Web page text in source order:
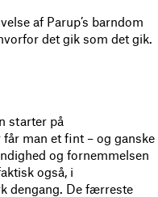
af Parup’s barndom
det gik som det gik.
starter på
man et fint – og ganske
og fornemmelsen
også, i
dengang. De færreste